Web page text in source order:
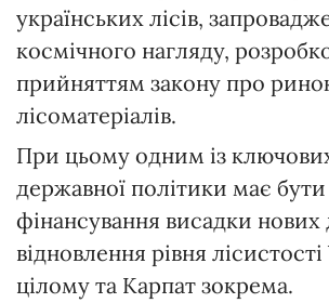
українських лісів,
космічного нагляду,
прийняттям закону про
лісоматеріалів.
При цьому одним із
державної політики має бути
фінансування висадки нових
відновлення рівня
цілому та Карпат зокрема.